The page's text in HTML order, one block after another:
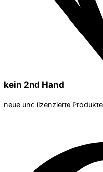
kein 2nd Hand
neue und lizenzierte Produkte